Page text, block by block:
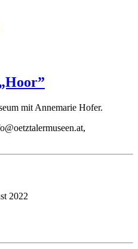
mit Annemarie Hofer.
2022